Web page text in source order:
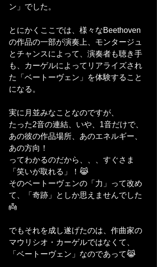
ン」でした。
とにかくここでは、様々なBeethoven
の作品の一部が演奏上、モンタージュ
とチャンスによって、演奏者も聴き手
も、カーゲルによってリアライズされ
た「ベートーヴェン」を体験すること
になる。
実に月並みなことなのですが、
たった2音の連結、いや、1音だけで、
あの彼の作品場所、あのエネルギー、
あの方向！
ってわかるのだから、、、すぐさま
「笑いが取れる」！😹
そのベートーヴェンの「力」って改め
て、「奇跡」としか思えませんでした
👼
でもそれを成し遂げたのは、作曲家の
マウリシオ・カーゲルではなくて、
「ベートーヴェン」なのであって😹